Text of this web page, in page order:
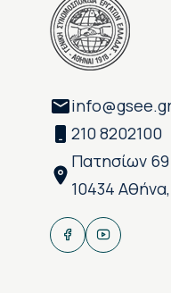
210 8202100
Πατησίων 69
10434